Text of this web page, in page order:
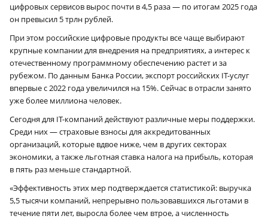
цифровых сервисов вырос почти в 4,5 раза — по итогам 2025 года
он превысил 5 трлн рублей.
При этом российские цифровые продукты все чаще выбирают
крупные компании для внедрения на предприятиях, а интерес к
отечественному программному обеспечению растет и за
рубежом. По данным Банка России, экспорт российских IT-услуг
впервые с 2022 года увеличился на 15%. Сейчас в отрасли занято
уже более миллиона человек.
Сегодня для IT-компаний действуют различные меры поддержки.
Среди них — страховые взносы для аккредитованных
организаций, которые вдвое ниже, чем в других секторах
экономики, а также льготная ставка налога на прибыль, которая
в пять раз меньше стандартной.
«Эффективность этих мер подтверждается статистикой: выручка
5,5 тысячи компаний, непрерывно пользовавшихся льготами в
течение пяти лет, выросла более чем втрое, а численность